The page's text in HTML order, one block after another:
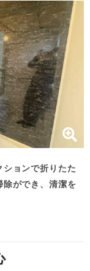
ョンで折りたた
除ができ、清潔を